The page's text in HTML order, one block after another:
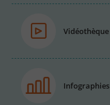
Vidéothèque
Infographies